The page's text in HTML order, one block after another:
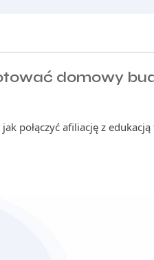
domowy
połączyć afiliację z